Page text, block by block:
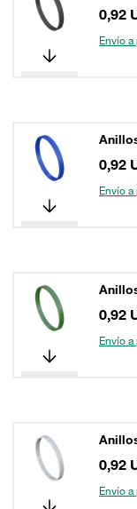
0,92
Envío
0,92
Envío
0,92
Envío
0,92
Envío